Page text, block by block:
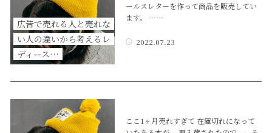
広告で売れる人と売れな
い人の違いから考えるレ
ディース…
ールスレターを作って商品を販売してい
ます。 ……
2022.07.23
ここ1ヶ月売れすぎて 在庫切れになって